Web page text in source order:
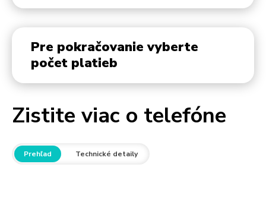
Pre pokračovanie vyberte
počet platieb
Zistite viac o telefóne
Prehľad Technické detaily